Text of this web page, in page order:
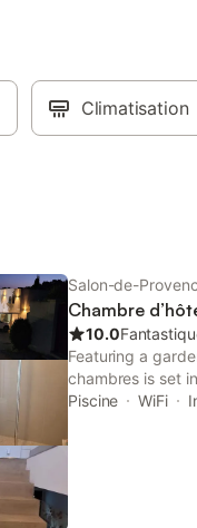
Climatisation
Salon-de-
Chambre
10.0
Featuring a
chambres is set
and is 41 km
Piscine WiFi